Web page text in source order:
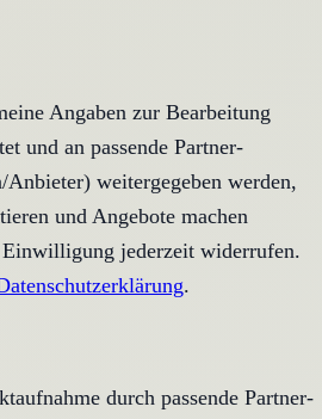
Angaben zur Bearbeitung
und an passende Partner-
weitergegeben werden,
und Angebote machen
jederzeit widerrufen.
.
durch passende Partner-